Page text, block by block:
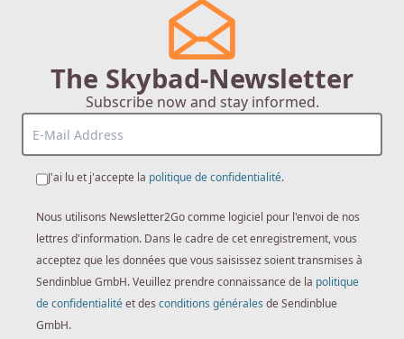
The Skybad-Newsletter
Subscribe now and stay informed.
J'ai lu et j'accepte la politique de confidentialité.
Nous utilisons Newsletter2Go comme logiciel pour l'envoi de nos
lettres d'information. Dans le cadre de cet enregistrement, vous
acceptez que les données que vous saisissez soient transmises à
Sendinblue GmbH. Veuillez prendre connaissance de la politique
de confidentialitéet des conditions générales de Sendinblue
GmbH.